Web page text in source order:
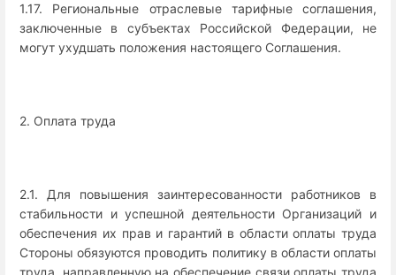
1.17. Региональные отраслевые тарифные соглашения,
заключенные в субъектах Российской Федерации, не
могут ухудшать положения настоящего Соглашения.
2. Оплата труда
2.1. Для повышения заинтересованности работников в
стабильности и успешной деятельности Организаций и
обеспечения их прав и гарантий в области оплаты труда
Стороны обязуются проводить политику в области оплаты